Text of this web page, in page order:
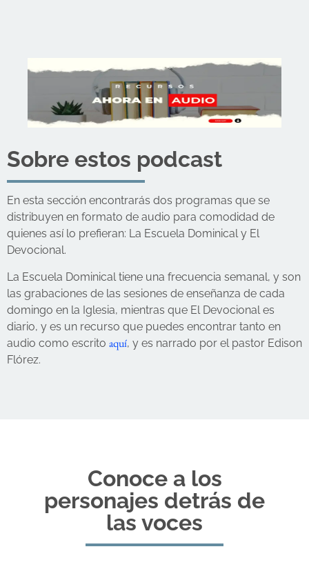
Sobre estos podcast
En esta sección encontrarás dos programas que se
distribuyen en formato de audio para comodidad de
quienes así lo prefieran: La Escuela Dominical y El
Devocional.
La Escuela Dominical tiene una frecuencia semanal, y son
las grabaciones de las sesiones de enseñanza de cada
domingo en la Iglesia, mientras que El Devocional es
diario, y es un recurso que puedes encontrar tanto en
audio como escrito aquí, y es narrado por el pastor Edison
Flórez.
Conoce a los
personajes detrás de
las voces